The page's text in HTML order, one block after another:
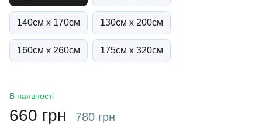
140см х 170см 130см х 200см
160см х 260см 175см х 320см
В наявності
660 грн 780 грн